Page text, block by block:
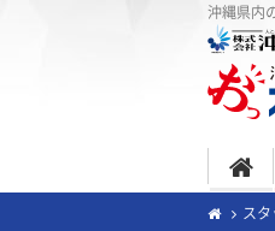
沖縄県内
ス